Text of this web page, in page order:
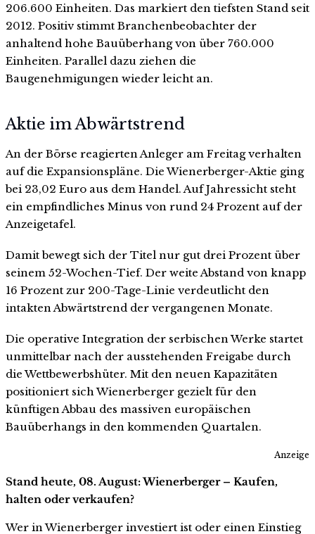
206.600 Einheiten. Das markiert den tiefsten Stand seit
2012. Positiv stimmt Branchenbeobachter der
anhaltend hohe Bauüberhang von über 760.000
Einheiten. Parallel dazu ziehen die
Baugenehmigungen wieder leicht an.
Aktie im Abwärtstrend
An der Börse reagierten Anleger am Freitag verhalten
auf die Expansionspläne. Die Wienerberger-Aktie ging
bei 23,02 Euro aus dem Handel. Auf Jahressicht steht
ein empfindliches Minus von rund 24 Prozent auf der
Anzeigetafel.
Damit bewegt sich der Titel nur gut drei Prozent über
seinem 52-Wochen-Tief. Der weite Abstand von knapp
16 Prozent zur 200-Tage-Linie verdeutlicht den
intakten Abwärtstrend der vergangenen Monate.
Die operative Integration der serbischen Werke startet
unmittelbar nach der ausstehenden Freigabe durch
die Wettbewerbshüter. Mit den neuen Kapazitäten
positioniert sich Wienerberger gezielt für den
künftigen Abbau des massiven europäischen
Bauüberhangs in den kommenden Quartalen.
Anzeige
Stand heute, 08. August: Wienerberger – Kaufen,
halten oder verkaufen?
Wer in Wienerberger investiert ist oder einen Einstieg